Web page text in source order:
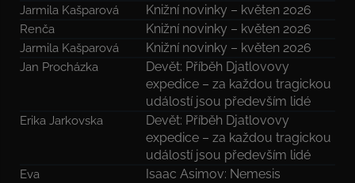
Jarmila Kašparová Knižní novinky – květen 2026
Renča Knižní novinky – květen 2026
Jarmila Kašparová Knižní novinky – květen 2026
Jan Procházka
Devět: Příběh Djatlovovy
expedice – za každou tragickou
událostí jsou především lidé
Erika Jarkovska
Devět: Příběh Djatlovovy
expedice – za každou tragickou
událostí jsou především lidé
Eva
Isaac Asimov: Nemesis